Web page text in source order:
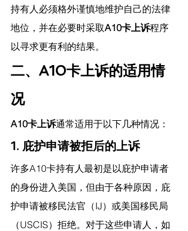
持有人必须格外谨慎地维护自己的法律
地位，并在必要时采取A10卡上诉程序
以寻求更有利的结果。
二、A10卡上诉的适用情
况
A10卡上诉通常适用于以下几种情况：
1. 庇护申请被拒后的上诉
许多A10卡持有人最初是以庇护申请者
的身份进入美国，但由于各种原因，庇
护申请被移民法官（IJ）或美国移民局
（USCIS）拒绝。对于这些申请人，如